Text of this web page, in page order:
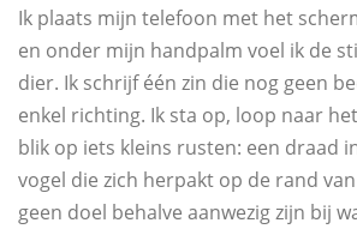
Ik plaats mijn telefoon met het
en onder mijn handpalm voel ik de
dier. Ik schrijf één zin die nog geen
enkel richting. Ik sta op, loop naar
blik op iets kleins rusten: een draad
vogel die zich herpakt op de rand
geen doel behalve aanwezig zijn bij